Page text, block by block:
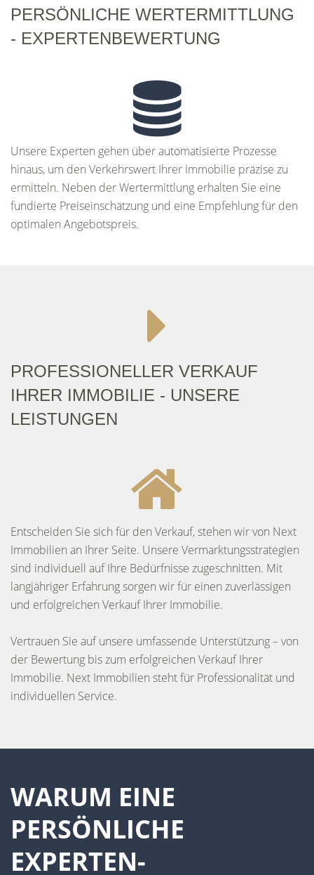
PERSÖNLICHE WERTERMITTLUNG
- EXPERTENBEWERTUNG
Unsere Experten gehen über automatisierte Prozesse
hinaus, um den Verkehrswert Ihrer Immobilie präzise zu
ermitteln. Neben der Wertermittlung erhalten Sie eine
fundierte Preiseinschätzung und eine Empfehlung für den
optimalen Angebotspreis.
PROFESSIONELLER VERKAUF
IHRER IMMOBILIE - UNSERE
LEISTUNGEN
Entscheiden Sie sich für den Verkauf, stehen wir von Next
Immobilien an Ihrer Seite. Unsere Vermarktungsstrategien
sind individuell auf Ihre Bedürfnisse zugeschnitten. Mit
langjähriger Erfahrung sorgen wir für einen zuverlässigen
und erfolgreichen Verkauf Ihrer Immobilie.
Vertrauen Sie auf unsere umfassende Unterstützung – von
der Bewertung bis zum erfolgreichen Verkauf Ihrer
Immobilie. Next Immobilien steht für Professionalität und
individuellen Service.
WARUM EINE
PERSÖNLICHE
EXPERTEN-